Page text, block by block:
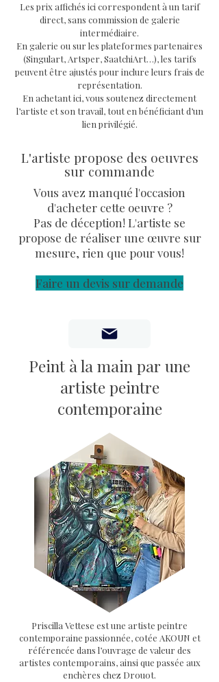
Support:Toile en coton
Dimensions oeuvre: 38 x 46 x 2
cm
Oeuvre unique signée, avec COA
signé de l'artiste Priscilla
Vettese cotée Akoun.
Les prix affichés ici correspondent à un tarif
direct, sans commission de galerie
intermédiaire.
En galerie ou sur les plateformes partenaires
(Singulart, Artsper, SaatchiArt…), les tarifs
peuvent être ajustés pour inclure leurs frais de
représentation.
En achetant ici, vous soutenez directement
l’artiste et son travail, tout en bénéficiant d’un
lien privilégié.
L'artiste propose des oeuvres
sur commande
Vous avez manqué l'occasion
d'acheter cette oeuvre ?
Pas de déception! L'artiste se
propose de réaliser une œuvre sur
mesure, rien que pour vous!
Faire un devis sur demande
Peint à la main par une
artiste peintre
contemporaine
Priscilla Vettese est une artiste peintre
contemporaine passionnée, cotée AKOUN et
référencée dans l’ouvrage de valeur des
artistes contemporains, ainsi que passée aux
enchères chez Drouot.